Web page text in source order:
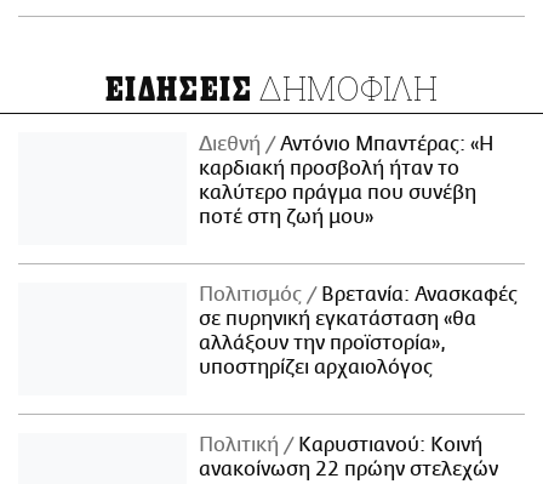
ΕΙΔΗΣΕΙΣ ΔΗΜΟΦΙΛΗ
Διεθνή
Αντόνιο Μπαντέρας: «Η
καρδιακή προσβολή ήταν το
καλύτερο πράγμα που συνέβη
ποτέ στη ζωή μου»
Πολιτισμός
Βρετανία: Ανασκαφές
σε πυρηνική εγκατάσταση «θα
αλλάξουν την προϊστορία»,
υποστηρίζει αρχαιολόγος
Πολιτική
Καρυστιανού: Κοινή
ανακοίνωση 22 πρώην στελεχών